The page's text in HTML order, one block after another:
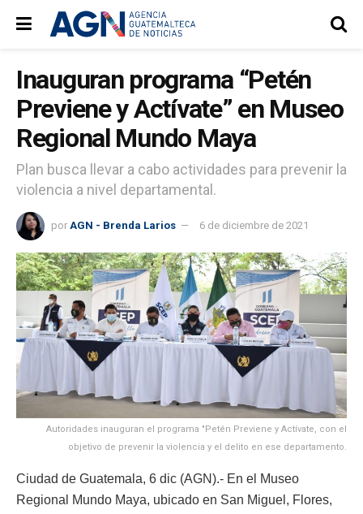
Inauguran programa “Petén
Previene y Actívate” en Museo
Regional Mundo Maya
Plan busca llevar a cabo actividades para prevenir la
violencia a nivel departamental.
por AGN - Brenda Larios 6 de diciembre de 2021
Autoridades inauguran el programa "Petén Previene y Actívate, con el
objetivo de prevenir la violencia y el delito en ese departamento.
Ciudad de Guatemala, 6 dic (AGN).- En el Museo
Regional Mundo Maya, ubicado en San Miguel, Flores,